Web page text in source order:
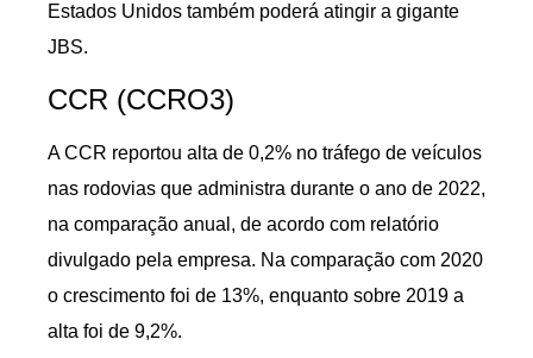
Estados Unidos também poderá atingir a gigante
JBS.
CCR (CCRO3)
A CCR reportou alta de 0,2% no tráfego de veículos
nas rodovias que administra durante o ano de 2022,
na comparação anual, de acordo com relatório
divulgado pela empresa. Na comparação com 2020
o crescimento foi de 13%, enquanto sobre 2019 a
alta foi de 9,2%.